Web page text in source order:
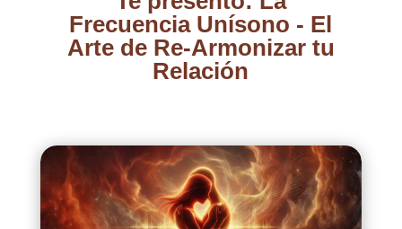
Frecuencia Unísono - El
Arte de Re-Armonizar tu
Relación